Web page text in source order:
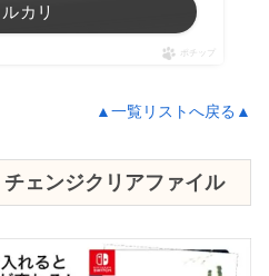
ルカリ
ポチップ
▲一覧リストへ戻る▲
ェンジクリアファイル